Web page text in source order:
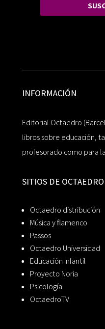
INFORMACIÓN
Editorial Octaedro
libros sobre educación,
profesorado como para
SITIOS DE OCTAEDRO
Octaedro distribución
Música y flamenco
Passos
Octaedro Universidad
Educación Infantil
Proyecto Noria
Psicología
OctaedroTV